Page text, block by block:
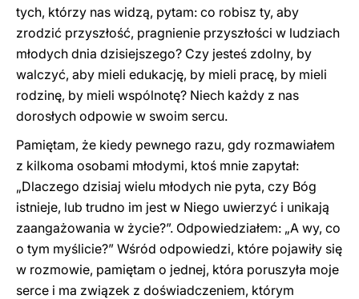
tych, którzy nas widzą, pytam: co robisz ty, aby
zrodzić przyszłość, pragnienie przyszłości w ludziach
młodych dnia dzisiejszego? Czy jesteś zdolny, by
walczyć, aby mieli edukację, by mieli pracę, by mieli
rodzinę, by mieli wspólnotę? Niech każdy z nas
dorosłych odpowie w swoim sercu.
Pamiętam, że kiedy pewnego razu, gdy rozmawiałem
z kilkoma osobami młodymi, ktoś mnie zapytał:
„Dlaczego dzisiaj wielu młodych nie pyta, czy Bóg
istnieje, lub trudno im jest w Niego uwierzyć i unikają
zaangażowania w życie?”. Odpowiedziałem: „A wy, co
o tym myślicie?” Wśród odpowiedzi, które pojawiły się
w rozmowie, pamiętam o jednej, która poruszyła moje
serce i ma związek z doświadczeniem, którym